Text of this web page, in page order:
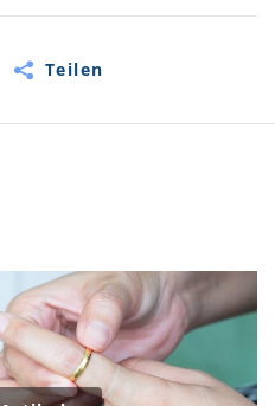
Teilen
Gesellschaft für
essen und trinken nach den
vollwertige-
dge/?L=0(Abruf: 06/2024)